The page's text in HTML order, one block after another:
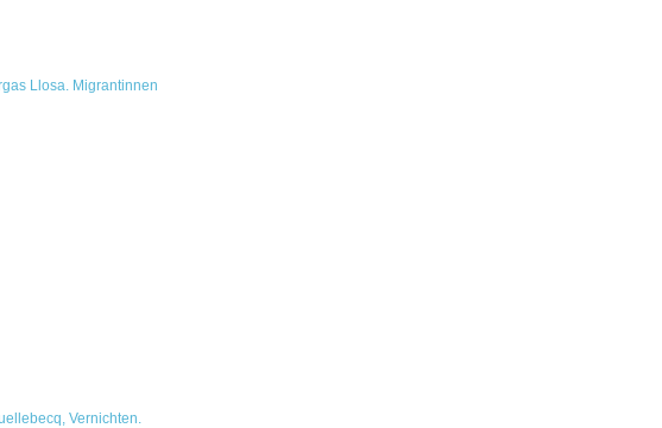
Llosa. Migrantinnen
Vernichten.